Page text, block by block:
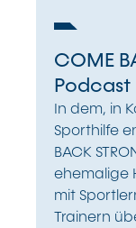
COME
Podcast
In dem, in
Sporthilfe
BACK
ehemalige
mit
Trainern